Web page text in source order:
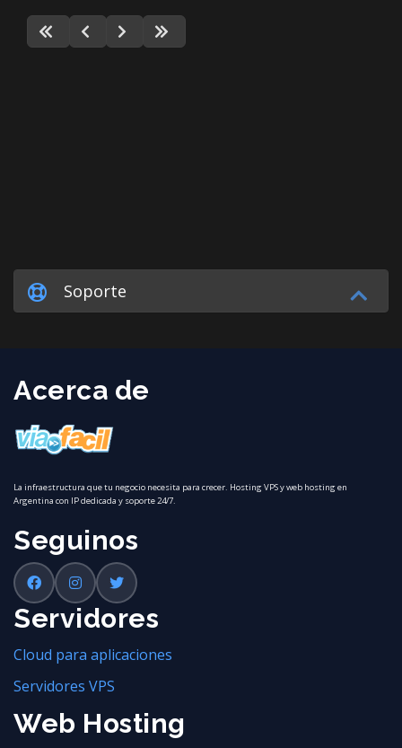
Soporte
Acerca de
La infraestructura que tu negocio necesita para crecer. Hosting VPS y web hosting en
Argentina con IP dedicada y soporte 24/7.
Seguinos
Servidores
Cloud para aplicaciones
Servidores VPS
Web Hosting